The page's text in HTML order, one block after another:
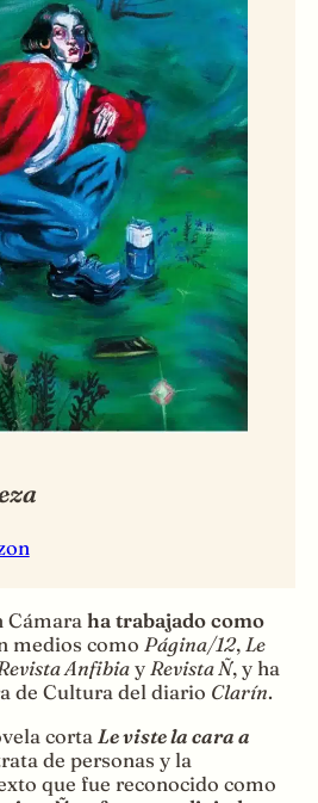
Cámara ha trabajado como
medios como Página/12, Le
Anfibiay Revista Ñ, y ha
de Cultura del diario Clarín.
corta Le viste la cara a
de personas y la
que fue reconocido como